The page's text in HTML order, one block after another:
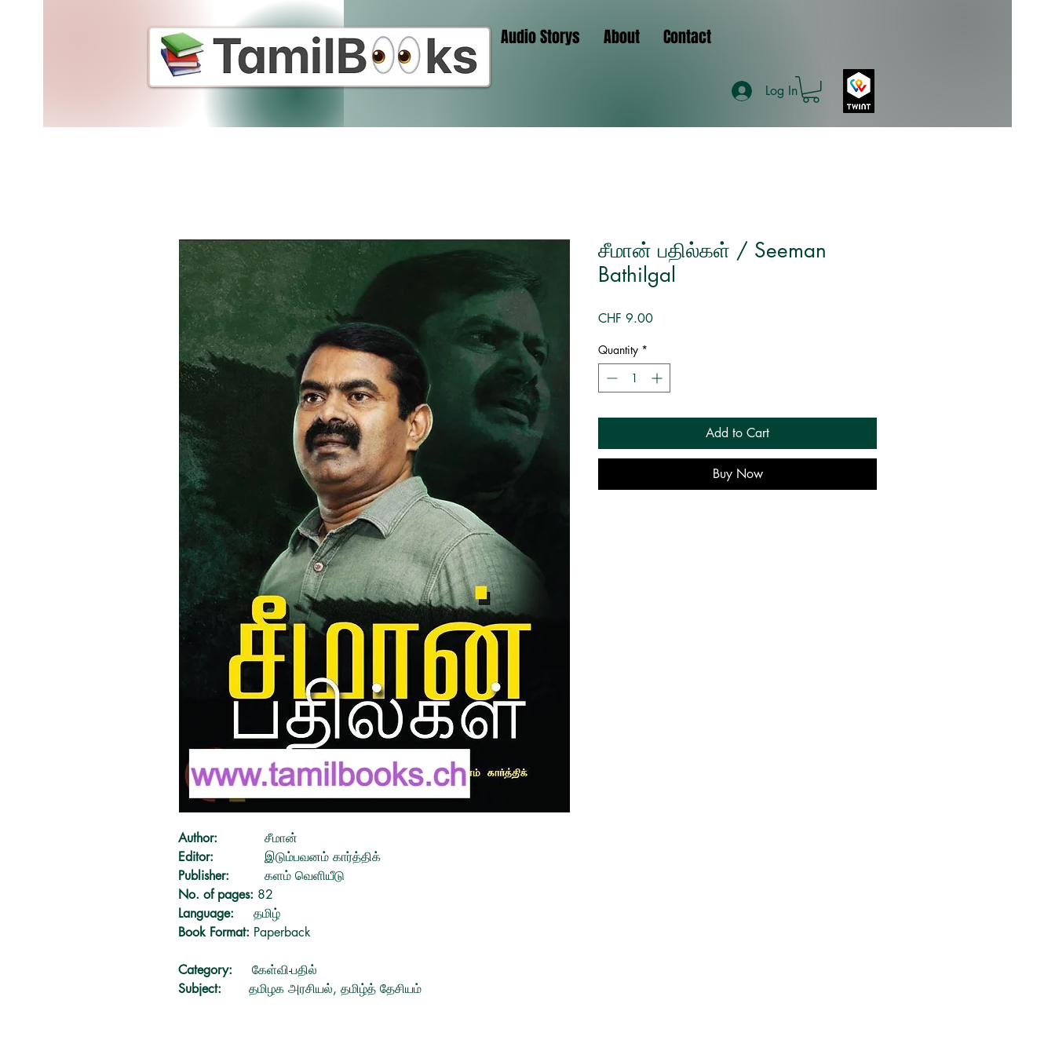
Audio Storys About Contact
Log In
Author: சீமான்
Editor: இடும்பவனம் கார்த்திக்
Publisher:
களம் வெளியீடு
No. of pages: 82
Language: தமிழ்
Book Format: Paperback
Category: கேள்வி-பதில்
Subject: தமிழக அரசியல், தமிழ்த் தேசியம்
சீமான் பதில்கள் / Seeman
Bathilgal
CHF 9.00Price
Quantity *
Add to Cart
Buy Now